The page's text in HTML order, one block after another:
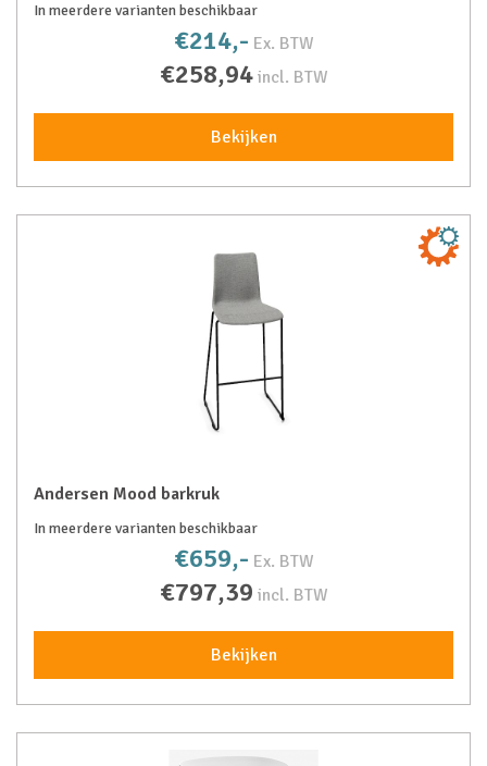
In meerdere varianten beschikbaar
€214,- Ex. BTW
€258,94 incl. BTW
Bekijken
Andersen Mood barkruk
In meerdere varianten beschikbaar
€659,- Ex. BTW
€797,39 incl. BTW
Bekijken